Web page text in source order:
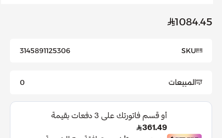
الفئة:العطور النسائية1084.45
SKU
3145891125306
المبيعات 0